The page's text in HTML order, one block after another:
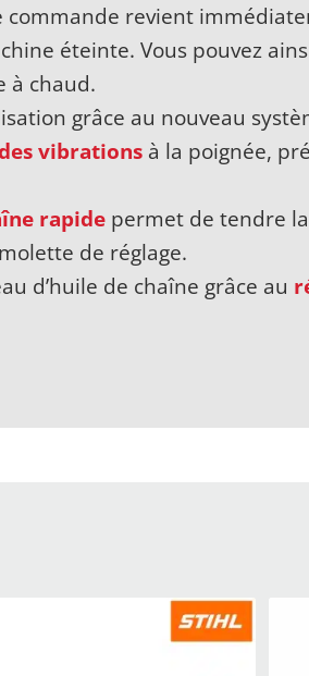
commande revient
éteinte. Vous pouvez
à chaud.
grâce au nouveau
vibrations à la poignée,
rapidepermet de tendre
de réglage.
d’huile de chaîne grâce au